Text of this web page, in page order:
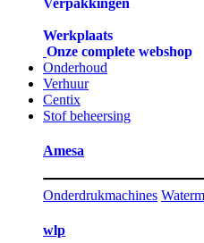
Werkplaats
Onze complete webshop
Onderhoud
Verhuur
Centix
Stof beheersing
Amesa
Onderdrukmachines
wlp